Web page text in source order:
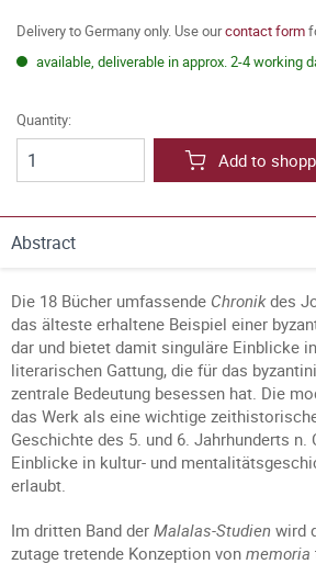
Delivery to Germany only. Use ourcontact form
available, deliverable in approx. 2-4 working
Quantity:
Add to
Abstract
Die 18 Bücher umfassende Chronikdes
das älteste erhaltene Beispiel einer
dar und bietet damit singuläre Einblicke
literarischen Gattung, die für das
zentrale Bedeutung besessen hat. Die
das Werk als eine wichtige
Geschichte des 5. und 6. Jahrhunderts n.
Einblicke in kultur- und
erlaubt.
Im dritten Band der Malalas-Studien wird
zutage tretende Konzeption von memoria